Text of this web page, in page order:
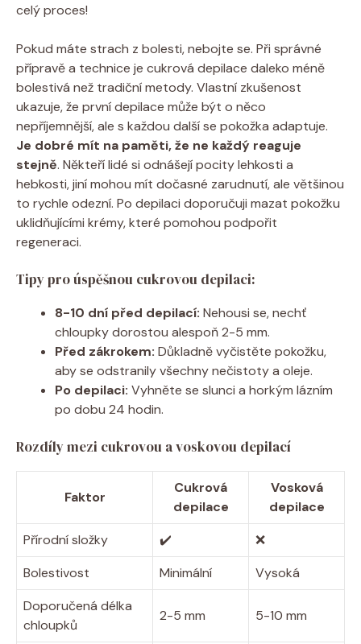
celý‍ proces!
Pokud ⁢máte ⁣strach z bolesti, nebojte se.⁤ Při⁢ správné
přípravě a technice je cukrová depilace daleko méně⁤
bolestivá než ‌tradiční metody. Vlastní zkušenost
ukazuje, že první ⁢depilace může ⁢být ⁢o něco
nepříjemnější, ale s každou další se pokožka⁤ adaptuje.
Je⁢ dobré mít na paměti, že ne ⁢každý reaguje
stejně. Někteří lidé ‌si odnášejí ‌pocity lehkosti a
⁢hebkosti, jiní‌ mohou mít dočasné ⁤zarudnutí, ⁢ale většinou
to rychle odezní. Po​ depilaci doporučuji mazat pokožku‍
uklidňujícími krémy, ⁢které pomohou podpořit
regeneraci.
Tipy‌ pro úspěšnou cukrovou‌ depilaci:
8-10 ‍dní⁣ před depilací: Nehousi se, ⁤nechť
chloupky dorostou alespoň 2-5 mm.
Před zákrokem: Důkladně vyčistěte pokožku,
⁣aby se ⁣odstranily všechny nečistoty a oleje.
Po depilaci: Vyhněte se slunci a​ horkým ‌lázním
po‍ dobu 24 hodin.
Rozdíly mezi cukrovou ⁢a voskovou depilací
Faktor
Cukrová
⁢depilace
Vosková
depilace
Přírodní⁣ složky
✔️
❌
Bolestivost
Minimální
Vysoká
Doporučená délka
chloupků
2-5 mm 5-10 mm